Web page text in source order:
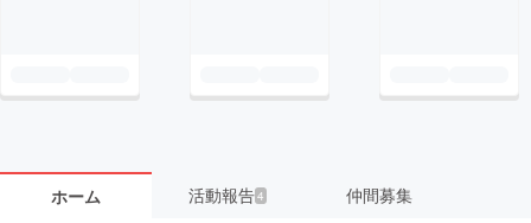
ホーム 活動報告4 仲間募集